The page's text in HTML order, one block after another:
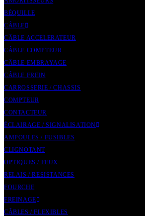
BÉQUILLE
CÂBLE
CÂBLE ACCELERATEUR
CÂBLE COMPTEUR
CÂBLE EMBRAYAGE
CÂBLE FREIN
CARROSSERIE / CHASSIS
COMPTEUR
CONTACTEUR
ÉCLAIRAGE / SIGNALISATION
AMPOULES / FUSIBLES
CLIGNOTANT
OPTIQUES / FEUX
RELAIS / RESISTANCES
FOURCHE
FREINAGE
CÂBLES / FLEXIBLES